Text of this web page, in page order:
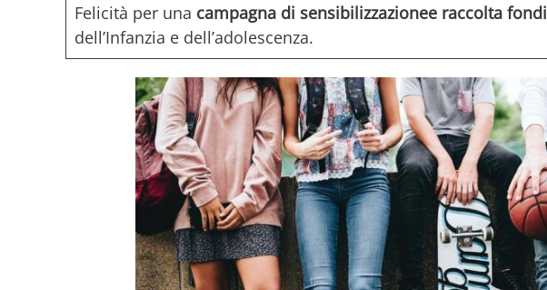
Felicità per una campagna di sensibilizzazionee raccolta fondi
dell’Infanzia e dell’adolescenza.